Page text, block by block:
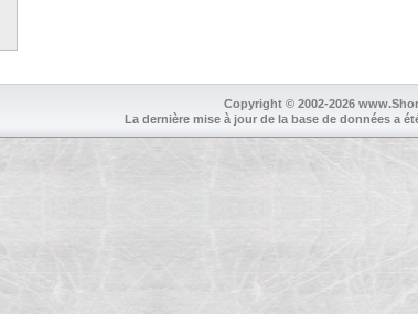
Copyright © 2002-2026
La dernière mise à jour de la base de données a